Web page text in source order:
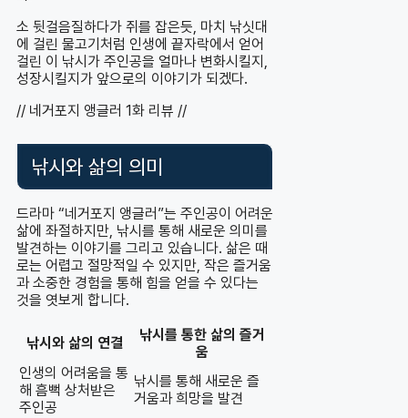
소 뒷걸음질하다가 쥐를 잡은듯, 마치 낚싯대
에 걸린 물고기처럼 인생에 끝자락에서 얻어
걸린 이 낚시가 주인공을 얼마나 변화시킬지,
성장시킬지가 앞으로의 이야기가 되겠다.
// 네거포지 앵글러 1화 리뷰 //
낚시와 삶의 의미
드라마 “네거포지 앵글러”는 주인공이 어려운
삶에 좌절하지만, 낚시를 통해 새로운 의미를
발견하는 이야기를 그리고 있습니다. 삶은 때
로는 어렵고 절망적일 수 있지만, 작은 즐거움
과 소중한 경험을 통해 힘을 얻을 수 있다는
것을 엿보게 합니다.
낚시와 삶의 연결
낚시를 통한 삶의 즐거
움
인생의 어려움을 통
해 흠뻑 상처받은
주인공
낚시를 통해 새로운 즐
거움과 희망을 발견